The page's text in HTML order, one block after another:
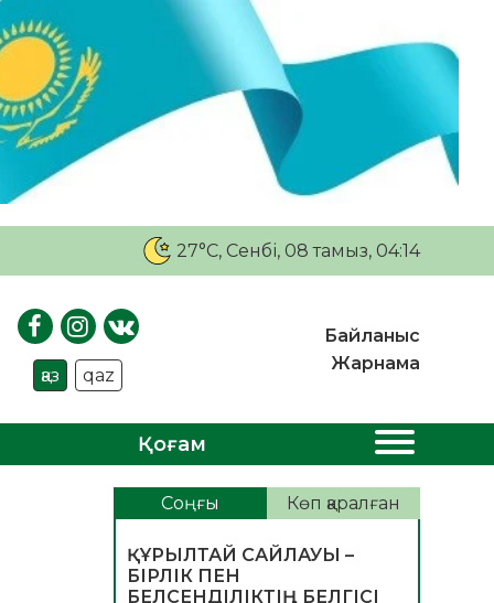
27°C, Сенбі, 08 тамыз, 04:14
қаз qaz
Байланыс
Жарнама
Қоғам
Соңғы Көп қаралған
ҚҰРЫЛТАЙ САЙЛАУЫ –
БІРЛІК ПЕН
БЕЛСЕНДІЛІКТІҢ БЕЛГІСІ